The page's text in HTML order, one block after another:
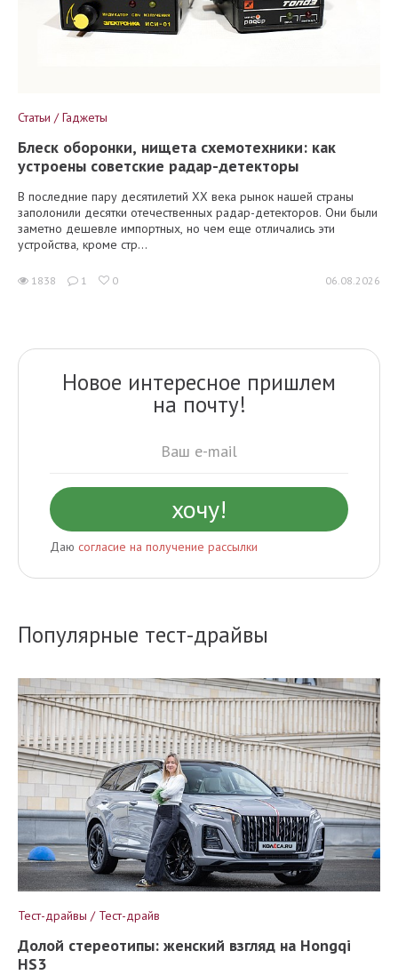
Статьи / Гаджеты
Блеск оборонки, нищета схемотехники: как
устроены советские радар-детекторы
В последние пару десятилетий XX века рынок нашей страны
заполонили десятки отечественных радар-детекторов. Они были
заметно дешевле импортных, но чем еще отличались эти
устройства, кроме стр...
1838 1 0 06.08.2026
Новое интересное пришлем
на почту!
Даю согласие на получение рассылки
Популярные тест-драйвы
Тест-драйвы / Тест-драйв
Долой стереотипы: женский взгляд на Hongqi
HS3